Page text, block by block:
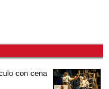
con cena